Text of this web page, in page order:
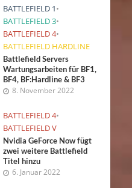
BATTLEFIELD 1•
BATTLEFIELD 3•
BATTLEFIELD 4•
BATTLEFIELD HARDLINE
Battlefield Servers
Wartungsarbeiten für BF1,
BF4, BF:Hardline & BF3
8. November 2022
BATTLEFIELD 4•
BATTLEFIELD V
Nvidia GeForce Now fügt
zwei weitere Battlefield
Titel hinzu
6. Januar 2022